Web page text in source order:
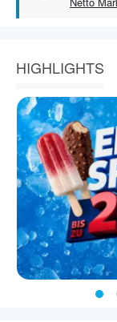
HIGHLIGHTS